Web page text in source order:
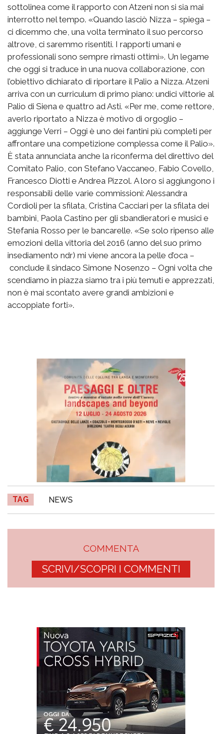
sottolinea come il rapporto con Atzeni non si sia mai
interrotto nel tempo. «Quando lasciò Nizza – spiega –
ci dicemmo che, una volta terminato il suo percorso
altrove, ci saremmo risentiti. I rapporti umani e
professionali sono sempre rimasti ottimi». Un legame
che oggi si traduce in una nuova collaborazione, con
l’obiettivo dichiarato di riportare il Palio a Nizza. Atzeni
arriva con un curriculum di primo piano: undici vittorie al
Palio di Siena e quattro ad Asti. «Per me, come rettore,
averlo riportato a Nizza è motivo di orgoglio –
aggiunge Verri – Oggi è uno dei fantini più completi per
affrontare una competizione complessa come il Palio».
È stata annunciata anche la riconferma del direttivo del
Comitato Palio, con Stefano Vaccaneo, Fabio Covello,
Francesco Diotti e Andrea Pizzol. A loro si aggiungono i
responsabili delle varie commissioni: Alessandra
Cordioli per la sfilata, Cristina Cacciari per la sfilata dei
bambini, Paola Castino per gli sbandieratori e musici e
Stefania Rosso per le bancarelle. «Se solo ripenso alle
emozioni della vittoria del 2016 (anno del suo primo
insediamento ndr) mi viene ancora la pelle d’oca –
conclude il sindaco Simone Nosenzo – Ogni volta che
scendiamo in piazza siamo tra i più temuti e apprezzati,
non è mai scontato avere grandi ambizioni e
accoppiate forti».
TAG NEWS
COMMENTA
SCRIVI/SCOPRI I COMMENTI